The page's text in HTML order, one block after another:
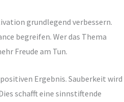
grundlegend verbessern.
begreifen. Wer das Thema
Freude am Tun.
Ergebnis. Sauberkeit wird
schafft eine sinnstiftende